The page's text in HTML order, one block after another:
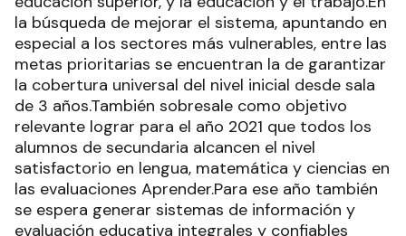
la búsqueda de mejorar el sistema, apuntando en
especial a los sectores más vulnerables, entre las
metas prioritarias se encuentran la de garantizar
la cobertura universal del nivel inicial desde sala
de 3 años.También sobresale como objetivo
relevante lograr para el año 2021 que todos los
alumnos de secundaria alcancen el nivel
satisfactorio en lengua, matemática y ciencias en
las evaluaciones Aprender.Para ese año también
se espera generar sistemas de información y
evaluación educativa integrales y confiables